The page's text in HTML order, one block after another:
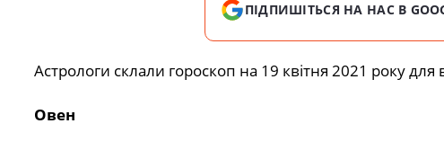
ПІДПИШІТЬСЯ НА НАС В
Астрологи склали гороскоп на 19 квітня 2021 року для
Овен